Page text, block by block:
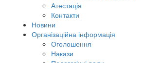
Атестація
Контакти
Новини
Організаційна інформація
Оголошення
Накази